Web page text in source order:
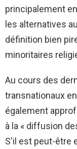
principalement
les alternatives
définition bien
minoritaires
Au cours des
transnationaux
également
à la « diffusion
S'il est peut-être